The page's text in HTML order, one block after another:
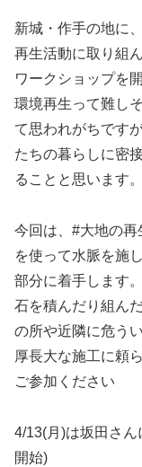
新城・作手の地に
再生活動に取り組
ワークショップを
環境再生って難し
て思われがちです
たちの暮らしに密
ることと思います。
今回は、#大地の
を使って水脈を施
部分に着手します。
石を積んだり組ん
の所や近隣に危う
厚長大な施工に頼
ご参加ください
4/13(月)は坂田さ
開始)